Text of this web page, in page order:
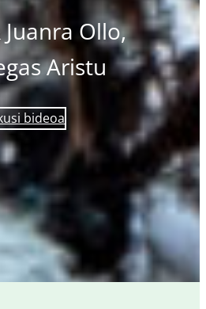
Ollo,
Aristu
bideoa